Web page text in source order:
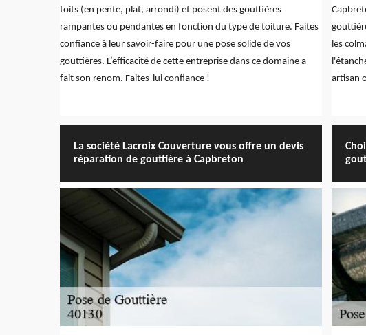
toits (en pente, plat, arrondi) et posent des gouttières
rampantes ou pendantes en fonction du type de toiture. Faites
confiance à leur savoir-faire pour une pose solide de vos
gouttières. L’efficacité de cette entreprise dans ce domaine a
fait son renom. Faites-lui confiance !
les
artisan
La société Lacroix Couverture vous offre un devis
réparation de gouttière à Capbreton